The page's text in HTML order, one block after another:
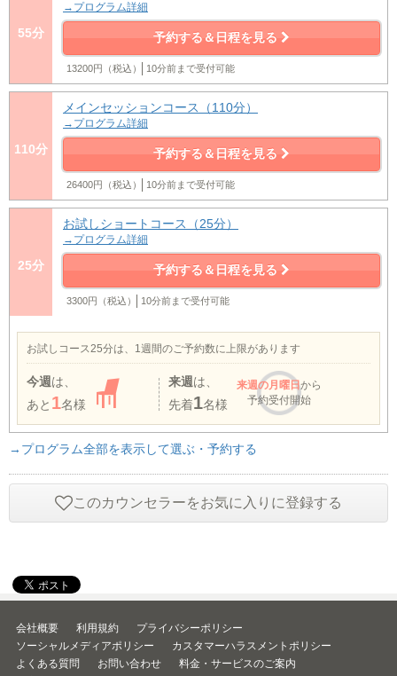
55分
→プログラム詳細
予約する＆日程を見る
13200円（税込） 10分前まで受付可能
110分
メインセッションコース（110分）
→プログラム詳細
予約する＆日程を見る
26400円（税込） 10分前まで受付可能
25分
お試しショートコース（25分）
→プログラム詳細
予約する＆日程を見る
3300円（税込） 10分前まで受付可能
お試しコース25分は、1週間のご予約数に上限があります
今週 は、
あと 1名様
来週 は、
先着1名様
来週の月曜日から
予約受付開始
→プログラム全部を表示して選ぶ・予約する
このカウンセラーをお気に入りに登録する
会社概要 利用規約
プライバシーポリシー
ソーシャルメディアポリシー
カスタマーハラスメントポリシー
よくある質問
お問い合わせ
料金・サービスのご案内